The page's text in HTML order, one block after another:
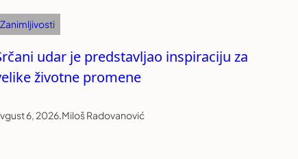
Zanimljivosti
udar je predstavljao inspiraciju za
životne promene
6, 2026.Miloš Radovanović